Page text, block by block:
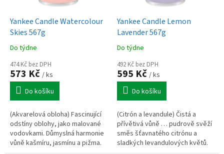
Yankee Candle Watercolour
Skies 567g
Do týdne
474 Kč bez DPH
573 Kč / ks
Do košíku
(Akvarelová obloha) Fascinující
odstíny oblohy, jako malované
vodovkami. Důmyslná harmonie
vůně kašmíru, jasmínu a pižma.
Yankee Candle Lemon
Lavender 567g
Do týdne
492 Kč bez DPH
595 Kč / ks
Do košíku
(Citrón a levandule) Čistá a
přívětivá vůně … pudrově svěží
směs šťavnatého citrónu a
sladkých levandulových květů.